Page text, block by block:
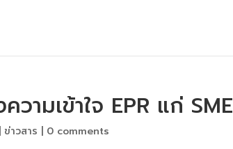
วามเข้าใจ EPR แก่ SME
ข่าวสาร 0 comments